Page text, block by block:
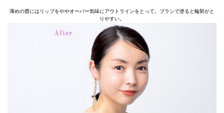
薄めの唇にはリップをややオーバー気味にアウトラインをとって。ブラシで塗ると輪郭がと
りやすい。